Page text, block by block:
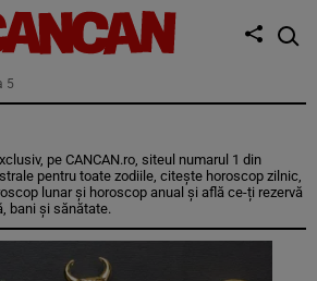
5
pe CANCAN.ro, siteul numarul 1 din
pentru toate zodiile, citește horoscop zilnic,
lunar și horoscop anual și află ce-ți rezervă
bani și sănătate.